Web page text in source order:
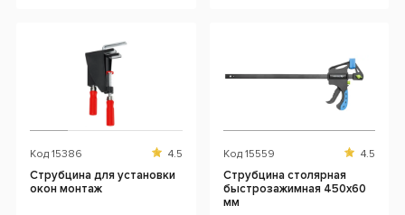
Код 15386 4.5
Струбцина для установки
окон монтаж
Код 15559 4.5
Струбцина столярная
быстрозажимная 450x60
мм